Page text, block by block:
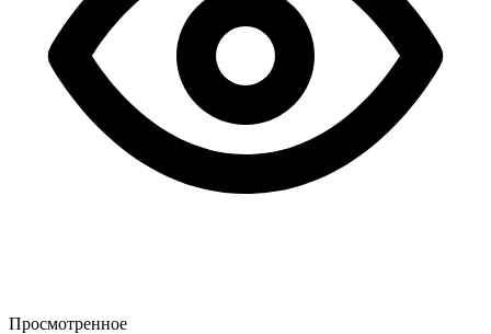
Просмотренное